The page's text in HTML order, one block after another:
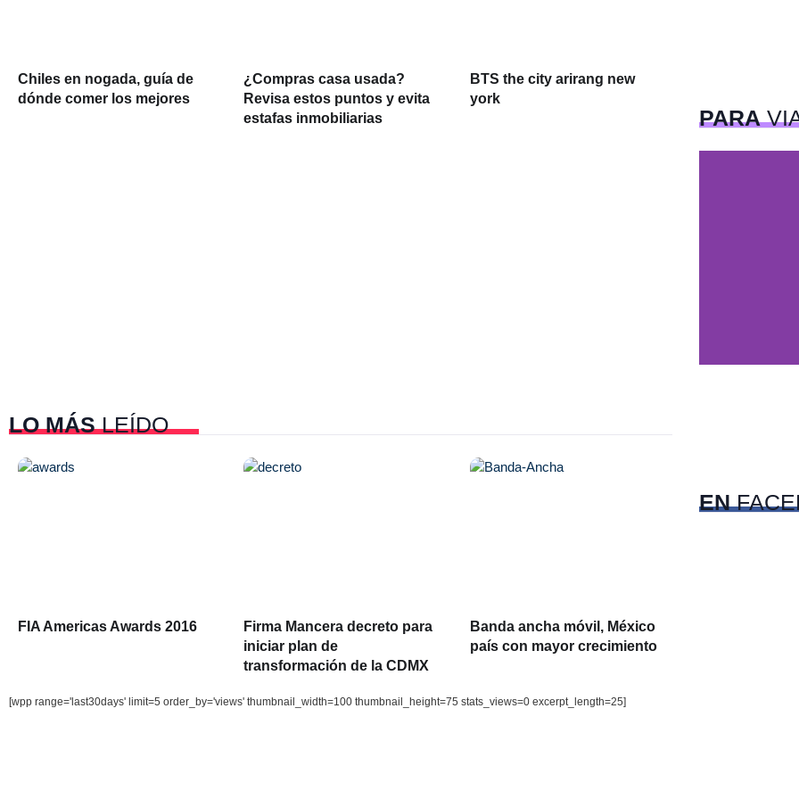
Chiles en nogada, guía de
dónde comer los mejores
¿Compras casa usada?
Revisa estos puntos y evita
estafas inmobiliarias
BTS the city arirang new
york
LO MÁSLEÍDO
FIA Americas Awards 2016
Firma Mancera decreto para
iniciar plan de
transformación de la CDMX
Banda ancha móvil, México
país con mayor crecimiento
[wpp range='last30days' limit=5 order_by='views' thumbnail_width=100 thumbnail_height=75 stats_views=0 excerpt_length=25]
PARA
EN